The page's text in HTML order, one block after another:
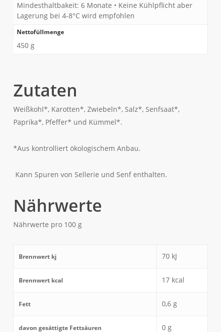
Mindesthaltbakeit: 6 Monate • Keine Kühlpflicht aber
Lagerung bei 4-8°C wird empfohlen
Nettofüllmenge
450 g
Zutaten
Weißkohl*, Karotten*, Zwiebeln*, Salz*, Senfsaat*,
Paprika*, Pfeffer* und Kümmel*.
*Aus kontrolliert ökologischem Anbau.
Kann Spuren von Sellerie und Senf enthalten.
Nährwerte
Nährwerte pro 100 g
Brennwert kj 70 kJ
Brennwert kcal 17 kcal
Fett 0,6 g
davon gesättigte Fettsäuren 0 g